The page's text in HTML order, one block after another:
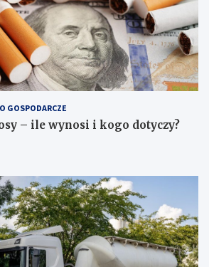
GOSPODARCZE
– ile wynosi i kogo dotyczy?